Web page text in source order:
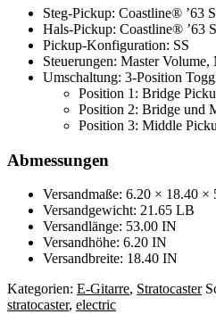
Steg-Pickup: Coastline® ’63
Hals-Pickup: Coastline® ’63
Pickup-Konfiguration: SS
Steuerungen: Master Volume,
Umschaltung: 3-Position
Position 1: Bridge
Position 2: Bridge und
Position 3: Middle
Abmessungen
Versandmaße: 6.20 × 18.40 ×
Versandgewicht: 21.65 LB
Versandlänge: 53.00 IN
Versandhöhe: 6.20 IN
Versandbreite: 18.40 IN
Kategorien: E-Gitarre, Stratocaster
stratocaster, electric